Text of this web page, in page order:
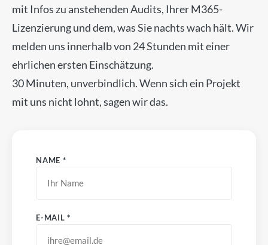
mit Infos zu anstehenden Audits, Ihrer M365-
Lizenzierung und dem, was Sie nachts wach hält. Wir
melden uns innerhalb von 24 Stunden mit einer
ehrlichen ersten Einschätzung.
30 Minuten, unverbindlich. Wenn sich ein Projekt
mit uns nicht lohnt, sagen wir das.
NAME *
E-MAIL *